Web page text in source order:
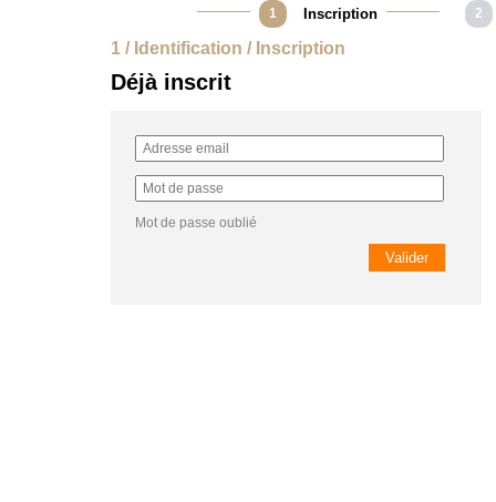
1 Inscription 2
1 / Identification / Inscription
Déjà inscrit
Mot de passe oublié